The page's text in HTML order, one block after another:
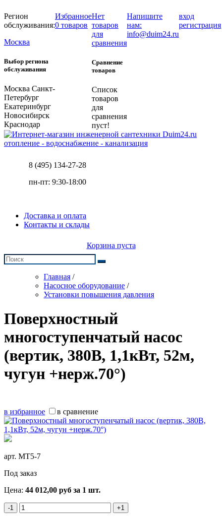
Регион
обслуживания:
Москва
Выбор региона
обслуживания
Москва Санкт-
Петербург
Екатеринбург
Новосибирск
Краснодар
Избранное
0 товаров
Нет
товаров
для
сравнения
Сравнение
товаров
Список
товаров
для
сравнения
пуст!
Напишите
нам:
info@duim24.ru
вход
регистрация
отопление - водоснабжение - канализация
8 (495) 134-27-28
пн-пт: 9:30-18:00
Доставка и оплата
Контакты и склады
Корзина пуста
Главная /
Насосное оборудование /
Установки повышения давления
Поверхностный
многоступенчатый насос
(вертик, 380В, 1,1кВт, 52м,
чугун +нерж.70°)
в избранное в сравнение
арт. MT5-7
Под заказ
Цена: 44 012,00 руб за 1 шт.
-1 +1